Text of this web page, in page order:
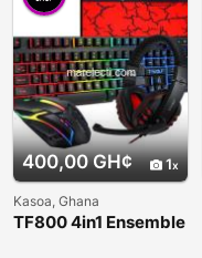
400,00 GH¢ 1
Kasoa, Ghana
TF800 4in1 Ensemble